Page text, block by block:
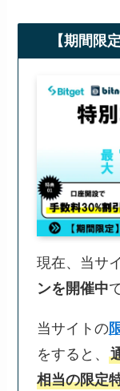
【期間限
現在、当サ
ンを開催中
当サイトの
をすると、
相当の限定